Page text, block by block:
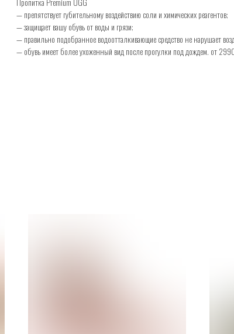
— препятствует губительному воздействию соли и химических реагентов;
— защищает вашу обувь от воды и грязи;
— правильно подобранное водоотталкивающие средство не нарушает
— обувь имеет более ухоженный вид после прогулки под дождем. от